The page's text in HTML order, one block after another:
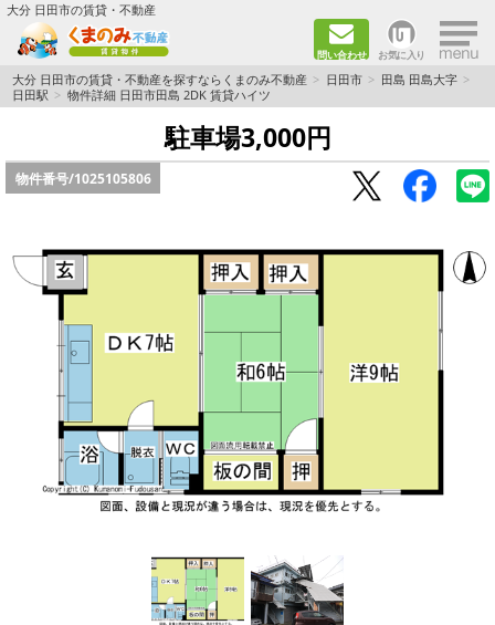
大分 日田市の賃貸・不動産
問い合わせ お気に入り ×
TOPページ
ペット飼育ＯＫ物件
新婚·ファミリー向け（2DK～3DK）
ファミリー向け（3DK～）
路線·駅から探す
地域から探す
地図から探す
店舗情報·アクセス
大分 日田市の賃貸・不動産を探すならくまのみ不動産 日田市
田島 田島大字
日田駅
物件詳細 日田市田島 2DK 賃貸ハイツ
駐車場3,000円
物件番号/1025105806